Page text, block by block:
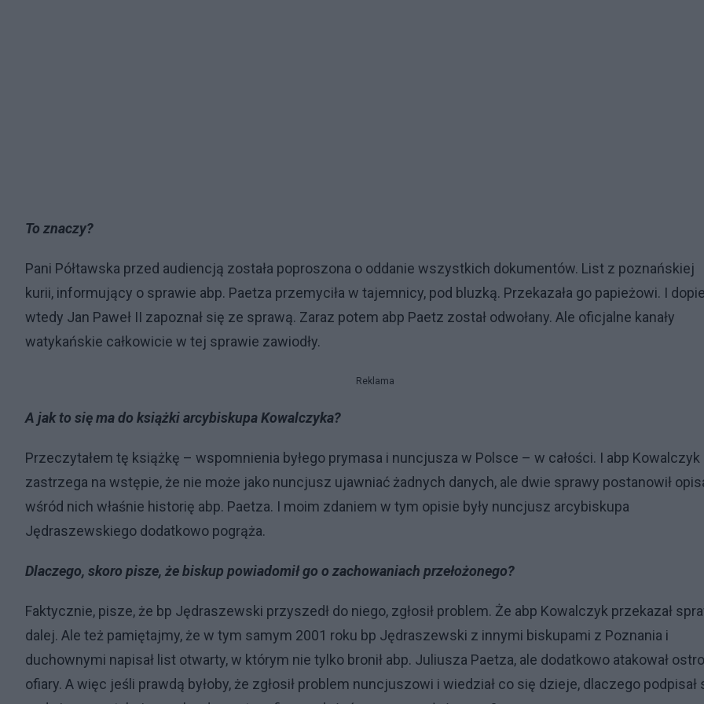
To znaczy?
Pani Półtawska przed audiencją została poproszona o oddanie wszystkich dokumentów. List z poznańskiej
kurii, informujący o sprawie abp. Paetza przemyciła w tajemnicy, pod bluzką. Przekazała go papieżowi. I
wtedy Jan Paweł II zapoznał się ze sprawą. Zaraz potem abp Paetz został odwołany. Ale oficjalne kanały
watykańskie całkowicie w tej sprawie zawiodły.
Reklama
A jak to się ma do książki arcybiskupa Kowalczyka?
Przeczytałem tę książkę – wspomnienia byłego prymasa i nuncjusza w Polsce – w całości. I abp Kowalczyk
zastrzega na wstępie, że nie może jako nuncjusz ujawniać żadnych danych, ale dwie sprawy postanowił
wśród nich właśnie historię abp. Paetza. I moim zdaniem w tym opisie były nuncjusz arcybiskupa
Jędraszewskiego dodatkowo pogrąża.
Dlaczego, skoro pisze, że biskup powiadomił go o zachowaniach przełożonego?
Faktycznie, pisze, że bp Jędraszewski przyszedł do niego, zgłosił problem. Że abp Kowalczyk przekazał
dalej. Ale też pamiętajmy, że w tym samym 2001 roku bp Jędraszewski z innymi biskupami z Poznania i
duchownymi napisał list otwarty, w którym nie tylko bronił abp. Juliusza Paetza, ale dodatkowo atakował ostro
ofiary. A więc jeśli prawdą byłoby, że zgłosił problem nuncjuszowi i wiedział co się dzieje, dlaczego podpisał